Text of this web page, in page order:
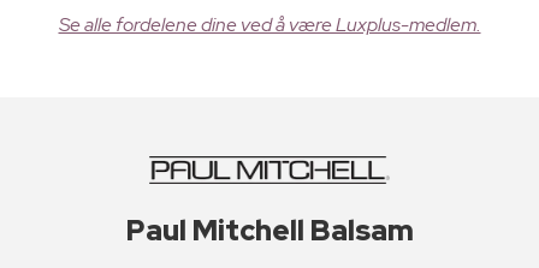
Se alle fordelene dine ved å være Luxplus-medlem.
Paul Mitchell Balsam